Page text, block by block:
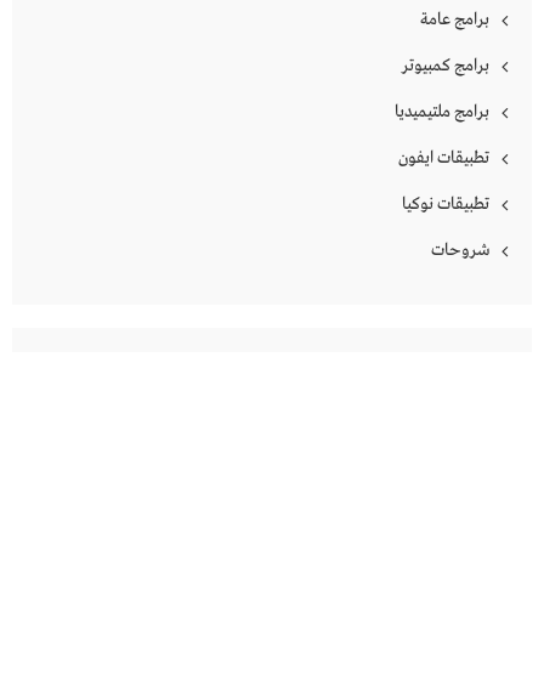
برامج عامة
برامج كمبيوتر
برامج ملتيميديا
تطبيقات ايفون
تطبيقات نوكيا
شروحات